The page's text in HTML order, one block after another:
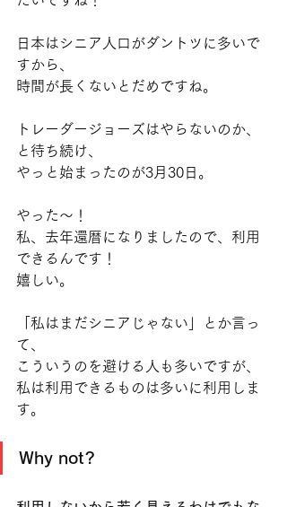
日本はシニア人口がダントツに多いで
すから、
時間が長くないとだめですね。
トレーダージョーズはやらないのか、
と待ち続け、
やっと始まったのが3月30日。
やった〜！
私、去年還暦になりましたので、利用
できるんです！
嬉しい。
「私はまだシニアじゃない」とか言っ
て、
こういうのを避ける人も多いですが、
私は利用できるものは多いに利用しま
す。
Why not?